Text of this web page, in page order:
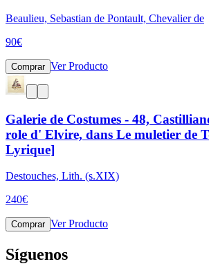
Beaulieu, Sebastian de Pontault, Chevalier de
90€
Comprar Ver Producto
Galerie de Costumes - 48,
role d' Elvire, dans Le muletier de
Lyrique]
Destouches, Lith. (s.XIX)
240€
Comprar Ver Producto
Síguenos